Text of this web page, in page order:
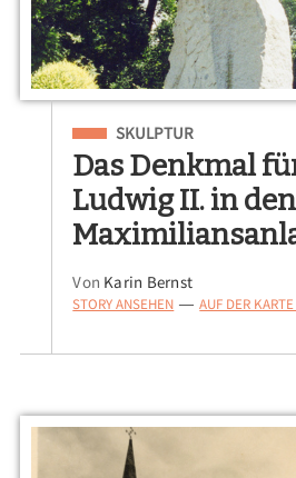
Eingeordnet unter
SKULPTUR
Das Denkmal
Ludwig II. in den
Von Karin Bernst
STORY ANSEHEN — AUF DER